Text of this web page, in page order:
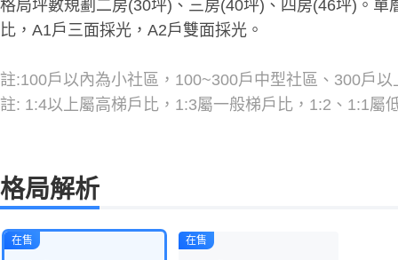
格局坪數規劃二房(30坪)、三房(40坪)、四房(46坪)。
比，A1戶三面採光，A2戶雙面採光。
註:100戶以內為小社區，100~300戶中型社區、300戶以
註: 1:4以上屬高梯戶比，1:3屬一般梯戶比，1:2、1:1屬
格局解析